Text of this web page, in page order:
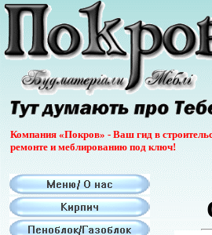
Компания «Покров» - Ваш гид в
ремонте и меблированию под ключ!